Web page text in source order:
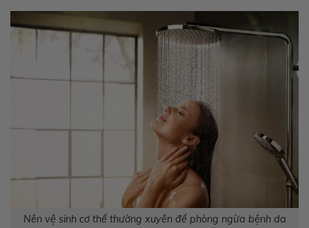
Nên vệ sinh cơ thể thường xuyên để phòng ngừa bệnh da